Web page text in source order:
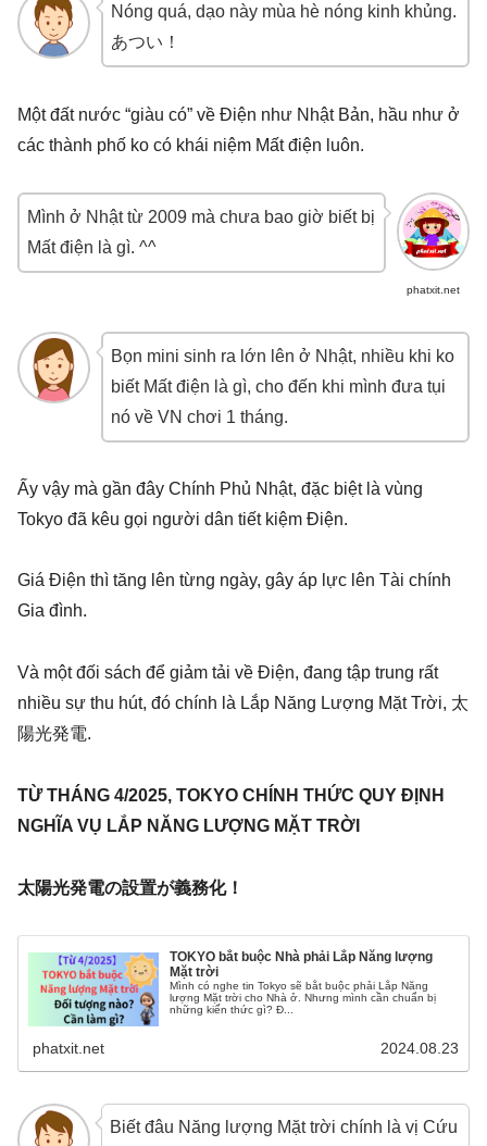
Nóng quá, dạo này mùa hè nóng kinh khủng.
あつい！
Một đất nước “giàu có” về Điện như Nhật Bản, hầu như ở
các thành phố ko có khái niệm Mất điện luôn.
phatxit.net
Mình ở Nhật từ 2009 mà chưa bao giờ biết bị
Mất điện là gì. ^^
Bọn mini sinh ra lớn lên ở Nhật, nhiều khi ko
biết Mất điện là gì, cho đến khi mình đưa tụi
nó về VN chơi 1 tháng.
Ấy vậy mà gần đây Chính Phủ Nhật, đặc biệt là vùng
Tokyo đã kêu gọi người dân tiết kiệm Điện.
Giá Điện thì tăng lên từng ngày, gây áp lực lên Tài chính
Gia đình.
Và một đối sách để giảm tải về Điện, đang tập trung rất
nhiều sự thu hút, đó chính là Lắp Năng Lượng Mặt Trời, 太
陽光発電.
TỪ THÁNG 4/2025, TOKYO CHÍNH THỨC QUY ĐỊNH
NGHĨA VỤ LẮP NĂNG LƯỢNG MẶT TRỜI
太陽光発電の設置が義務化！
TOKYO bắt buộc Nhà phải Lắp Năng lượng
Mặt trời
Mình có nghe tin Tokyo sẽ bắt buộc phải Lắp Năng
lượng Mặt trời cho Nhà ở. Nhưng mình cần chuẩn bị
những kiến thức gì? Đ...
phatxit.net 2024.08.23
Biết đâu Năng lượng Mặt trời chính là vị Cứu